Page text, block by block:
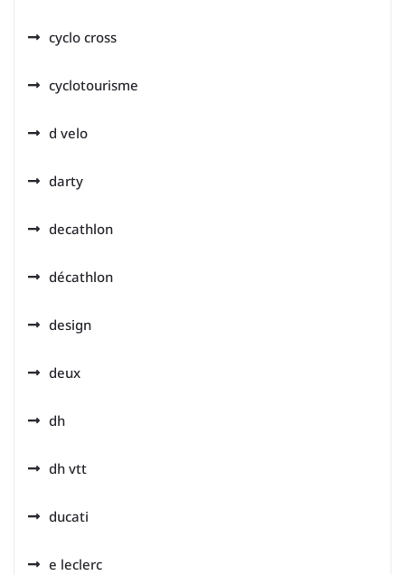
cyclo cross
cyclotourisme
d velo
darty
decathlon
décathlon
design
deux
dh
dh vtt
ducati
e leclerc